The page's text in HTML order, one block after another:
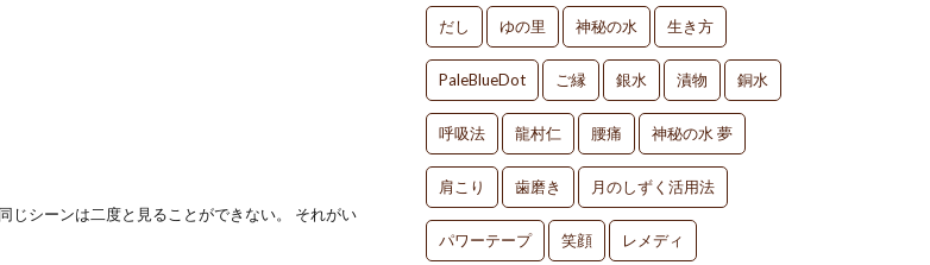
じシーンは二度と見ることができない。 それがい
だし ゆの里 神秘の水 生き方
PaleBlueDot ご縁 銀水 漬物 銅水
呼吸法 龍村仁 腰痛 神秘の水 夢
肩こり 歯磨き 月のしずく活用法
パワーテープ 笑顔 レメディ